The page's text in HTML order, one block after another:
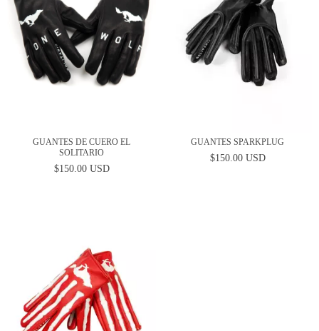
GUANTES DE CUERO EL
SOLITARIO
$150.00 USD
GUANTES SPARKPLUG
$150.00 USD